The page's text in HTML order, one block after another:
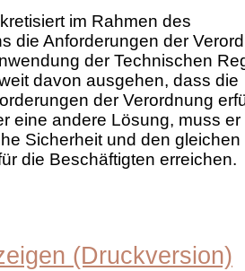
im Rahmen des
die Anforderungen der
der Technischen
davon ausgehen, dass die
der Verordnung
eine andere Lösung, muss er
Sicherheit und den gleichen
die Beschäftigten erreichen.
(Druckversion)